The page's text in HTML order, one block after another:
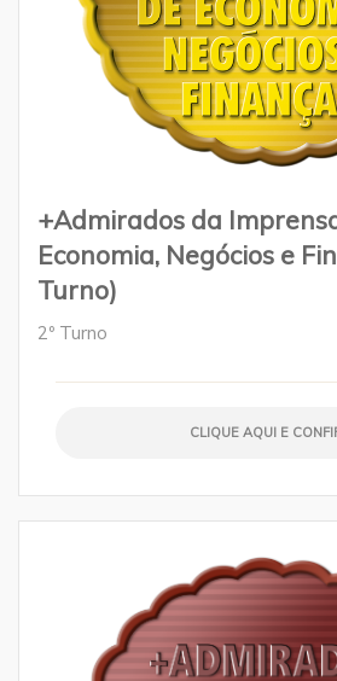
+Admirados da
Economia, Negócios e
Turno)
2º Turno
CLIQUE AQUI E